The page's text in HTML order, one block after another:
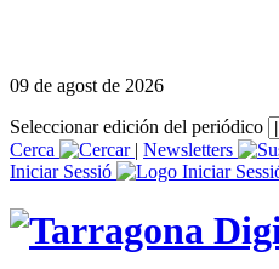
09 de agost de 2026
Seleccionar edición del periódico
Cerca
| Newsletters
Iniciar Sessió